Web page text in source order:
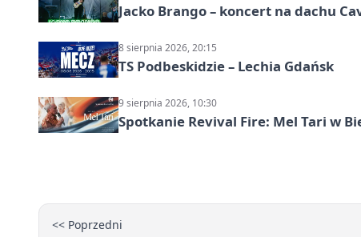
Jacko Brango – koncert na dachu
8 sierpnia 2026, 20:15
TS Podbeskidzie – Lechia Gdańsk
9 sierpnia 2026, 10:30
Spotkanie Revival Fire: Mel Tari w
<< Poprzedni